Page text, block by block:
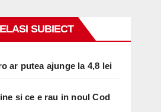
SUBIECT
ar putea ajunge la 4,8 lei
si ce e rau in noul Cod